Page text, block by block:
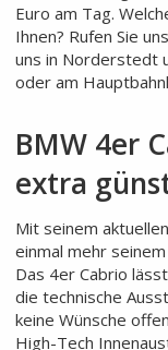
Euro am Tag.
Ihnen? Rufen Sie
uns in Norderstedt
oder am
BMW 4er
extra
Mit seinem
einmal mehr
Das 4er Cabrio
die technische
keine Wünsche
High-Tech